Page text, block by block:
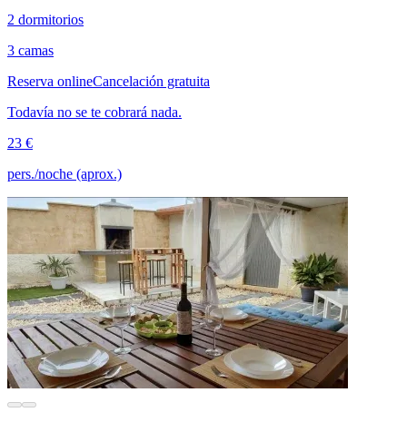
2 dormitorios
3 camas
Reserva onlineCancelación gratuita
Todavía no se te cobrará nada.
23 €
pers./noche (aprox.)